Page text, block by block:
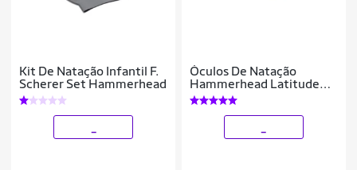
Kit De Natação Infantil F.
Scherer Set Hammerhead
Óculos De Natação
Hammerhead Latitude
FogFend - Adulto